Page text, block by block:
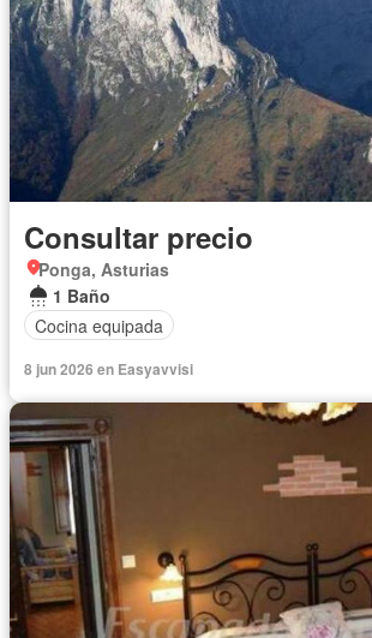
Consultar precio
Ponga, Asturias
1 Baño
Cocina equipada
8 jun 2026 en Easyavvisi